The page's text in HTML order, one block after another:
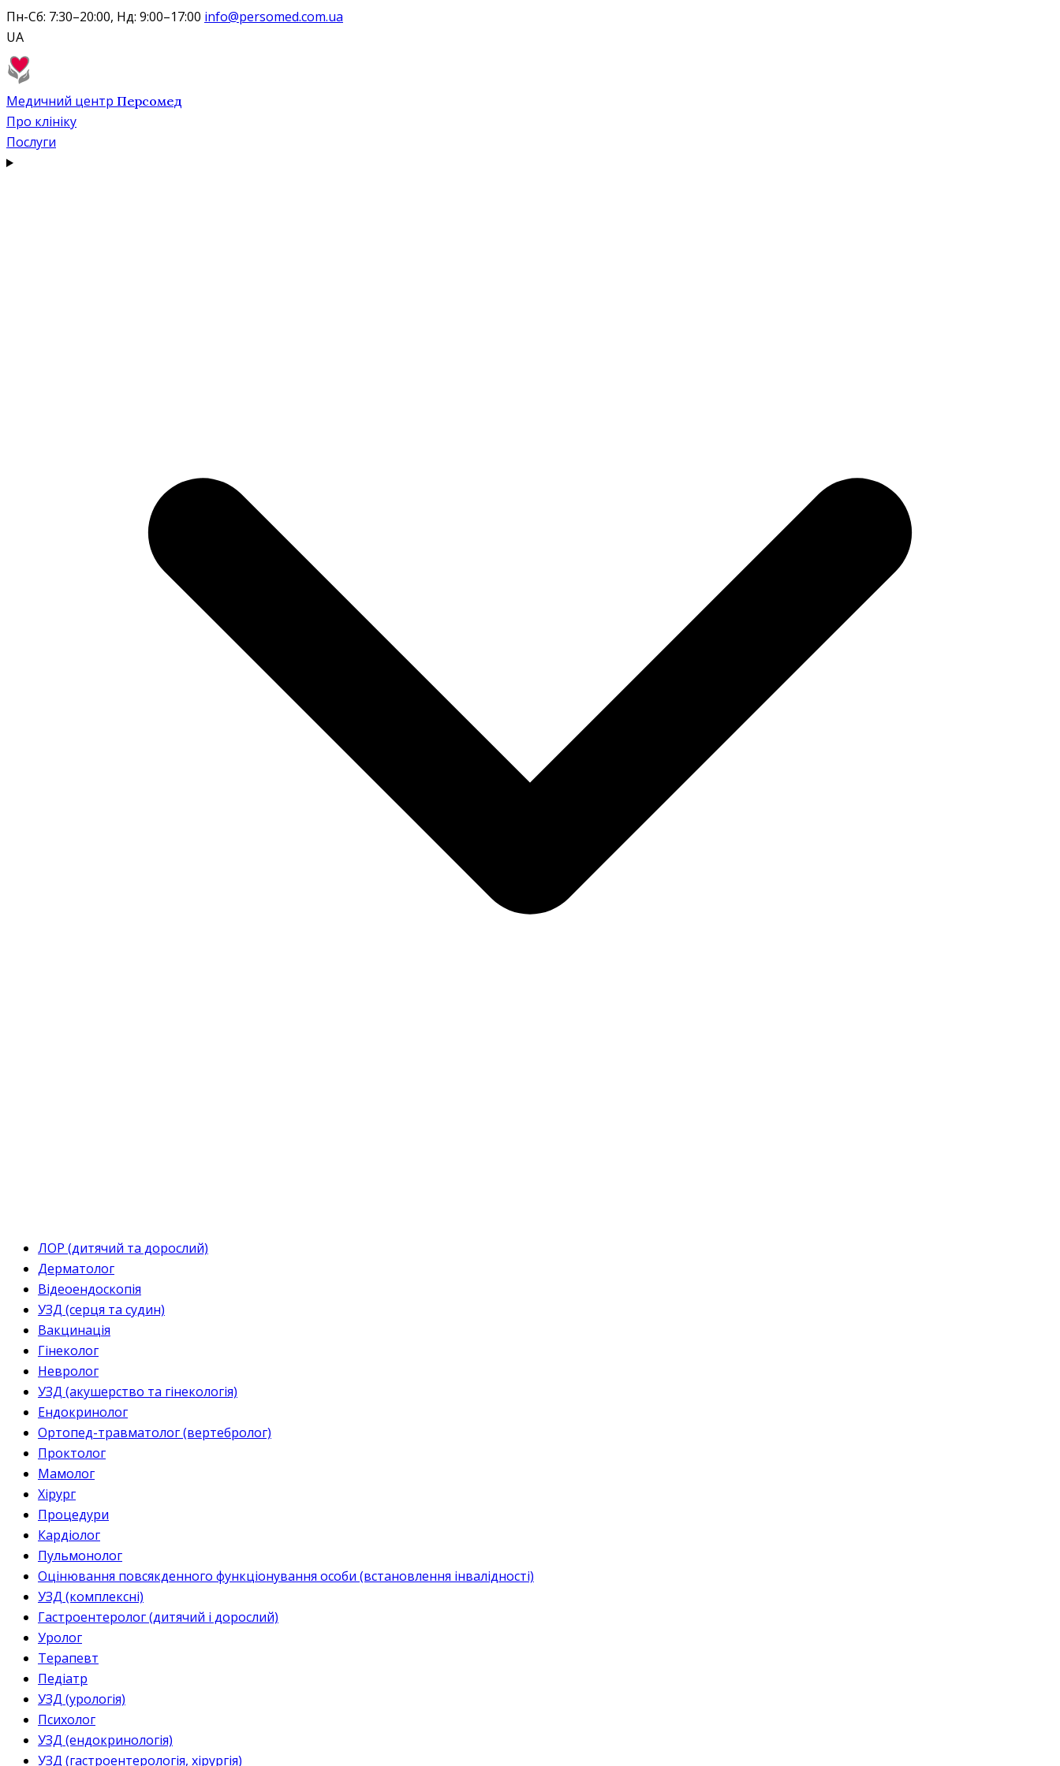
Пн-Сб: 7:30–20:00, Нд: 9:00–17:00 info@persomed.com.ua
UA
Медичний центр Персомед
Про клініку
Послуги
ЛОР (дитячий та дорослий)
Дерматолог
Відеоендоскопія
УЗД (серця та судин)
Вакцинація
Гінеколог
Невролог
УЗД (акушерство та гінекологія)
Ендокринолог
Ортопед-травматолог (вертебролог)
Проктолог
Мамолог
Хірург
Процедури
Кардіолог
Пульмонолог
Оцінювання повсякденного функціонування особи (встановлення інвалідності)
УЗД (комплексні)
Гастроентеролог (дитячий і дорослий)
Уролог
Терапевт
Педіатр
УЗД (урологія)
Психолог
УЗД (ендокринологія)
УЗД (гастроентерологія, хірургія)